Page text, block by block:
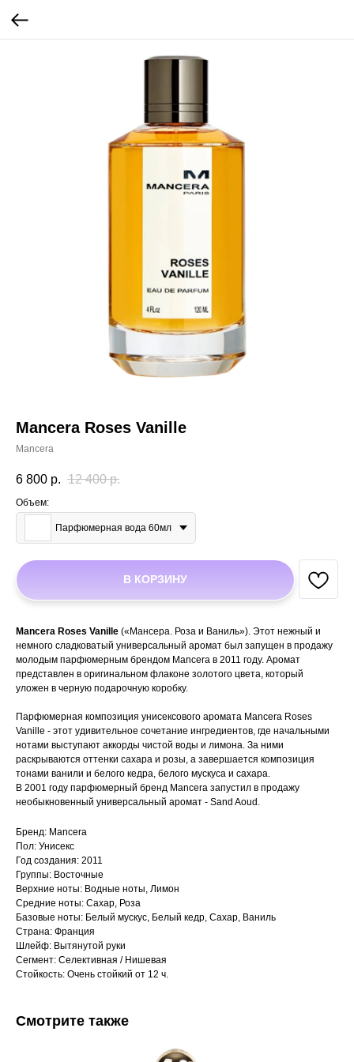
Mancera Roses Vanille
Mancera
6 800 р. 12 400 р.
Объем:
Парфюмерная вода 60мл
В КОРЗИНУ
Mancera Roses Vanille («Мансера. Роза и Ваниль»). Этот нежный и
немного сладковатый универсальный аромат был запущен в продажу
молодым парфюмерным брендом Mancera в 2011 году. Аромат
представлен в оригинальном флаконе золотого цвета, который
уложен в черную подарочную коробку.
Парфюмерная композиция унисексового аромата Mancera Roses
Vanille - этот удивительное сочетание ингредиентов, где начальными
нотами выступают аккорды чистой воды и лимона. За ними
раскрываются оттенки сахара и розы, а завершается композиция
тонами ванили и белого кедра, белого мускуса и сахара.
В 2001 году парфюмерный бренд Mancera запустил в продажу
необыкновенный универсальный аромат - Sand Aoud.
Бренд: Mancera
Пол: Унисекс
Год создания: 2011
Группы: Восточные
Верхние ноты: Водные ноты, Лимон
Средние ноты: Сахар, Роза
Базовые ноты: Белый мускус, Белый кедр, Сахар, Ваниль
Страна: Франция
Шлейф: Вытянутой руки
Сегмент: Селективная / Нишевая
Стойкость: Очень стойкий от 12 ч.
Смотрите также